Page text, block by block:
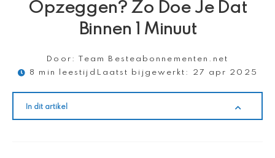
Opzeggen? Zo Doe Je Dat
Binnen 1 Minuut
Door:
Team Besteabonnementen.net
8 min leestijd Laatst bijgewerkt: 27 apr 2025
In dit artikel